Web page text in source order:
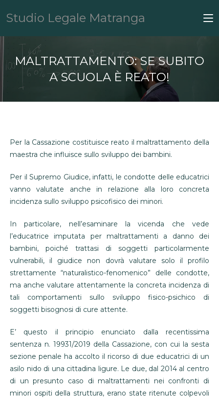
Studio Legale Matranga
MALTRATTAMENTO: SE SUBITO
A SCUOLA È REATO!
Per la Cassazione costituisce reato il maltrattamento della
maestra che influisce sullo sviluppo dei bambini.
Per il Supremo Giudice, infatti, le condotte delle educatrici
vanno valutate anche in relazione alla loro concreta
incidenza sullo sviluppo psicofisico dei minori.
In particolare, nell’esaminare la vicenda che vede
l’educatrice imputata per maltrattamenti a danno dei
bambini, poiché trattasi di soggetti particolarmente
vulnerabili, il giudice non dovrà valutare solo il profilo
strettamente “naturalistico-fenomenico” delle condotte,
ma anche valutare attentamente la concreta incidenza di
tali comportamenti sullo sviluppo fisico-psichico di
soggetti bisognosi di cure attente.
E’ questo il principio enunciato dalla recentissima
sentenza n. 19931/2019 della Cassazione, con cui la sesta
sezione penale ha accolto il ricorso di due educatrici di un
asilo nido di una cittadina ligure. Le due, dal 2014 al centro
di un presunto caso di maltrattamenti nei confronti di
minori ospiti della struttura, erano state ritenute colpevoli